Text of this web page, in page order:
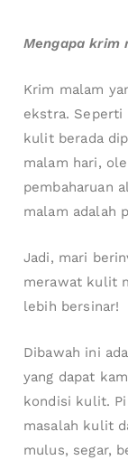
Mengapa krim
Krim malam
ekstra. Seperti
kulit berada
malam hari,
pembaharuan
malam adalah
Jadi, mari
merawat kulit
lebih bersinar!
Dibawah ini
yang dapat
kondisi kulit.
masalah kulit
mulus, segar,